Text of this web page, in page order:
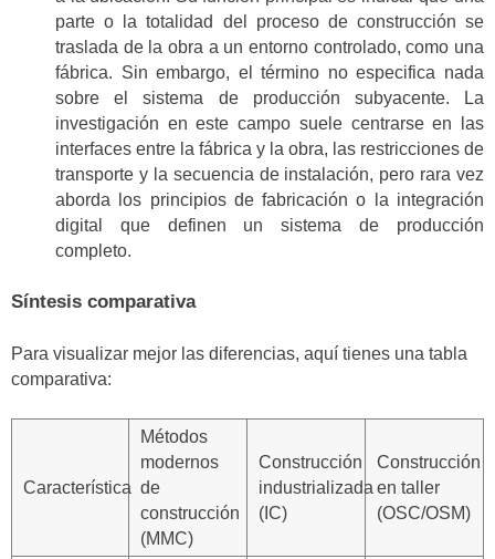
parte o la totalidad del proceso de construcción se
traslada de la obra a un entorno controlado, como una
fábrica. Sin embargo, el término no especifica nada
sobre el sistema de producción subyacente. La
investigación en este campo suele centrarse en las
interfaces entre la fábrica y la obra, las restricciones de
transporte y la secuencia de instalación, pero rara vez
aborda los principios de fabricación o la integración
digital que definen un sistema de producción
completo.
Síntesis comparativa
Para visualizar mejor las diferencias, aquí tienes una tabla
comparativa:
Característica
Métodos
modernos
de
construcción
(MMC)
Construcción
industrializada
(IC)
Construcción
en taller
(OSC/OSM)